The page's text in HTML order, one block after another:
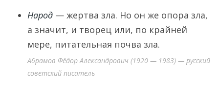
Народ — жертва зла. Но он же опора зла,
а значит, и творец или, по крайней
мере, питательная почва зла.
Абрамов Фёдор Александрович (1920 — 1983) — русский
советский писатель